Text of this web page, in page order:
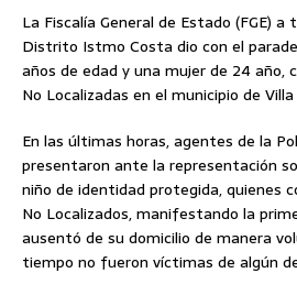
La Fiscalía General de Estado (FGE) a
Distrito Istmo Costa dio con el
años de edad y una mujer de 24 año,
No Localizadas en el municipio de
En las últimas horas, agentes de la
presentaron ante la representación
niño de identidad protegida, quienes
No Localizados, manifestando la
ausentó de su domicilio de manera
tiempo no fueron víctimas de algún